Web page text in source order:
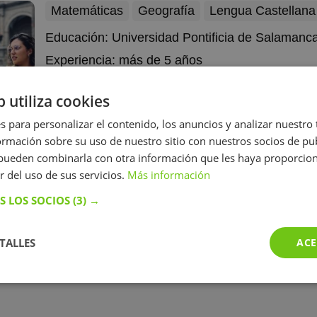
Matemáticas Geografía Lengua Castellana
Educación: Universidad Pontificia de
Experiencia: más de 5 años
Profesora de educación infantil y primaria
infantil y primaria con la especialidad de pedagogía
y lenguaje Me gusta centrarme en las necesidades de cada
la enseñanza de cada uno de ellos individualiza y reforzar
conocimientos aprendidos en el colegio pero también en
utiliza cookies
para personalizar el contenido, los anuncios y analizar nuestro
sobre su uso de nuestro sitio con nuestros socios de
combinarla con otra información que les haya
del uso de sus servicios. Más información
LOS SOCIOS (3) →